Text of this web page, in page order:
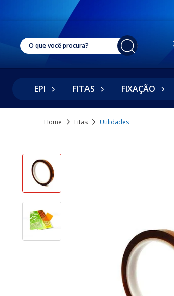
EPI FITAS FIXAÇÃO
Home Fitas Utilidades